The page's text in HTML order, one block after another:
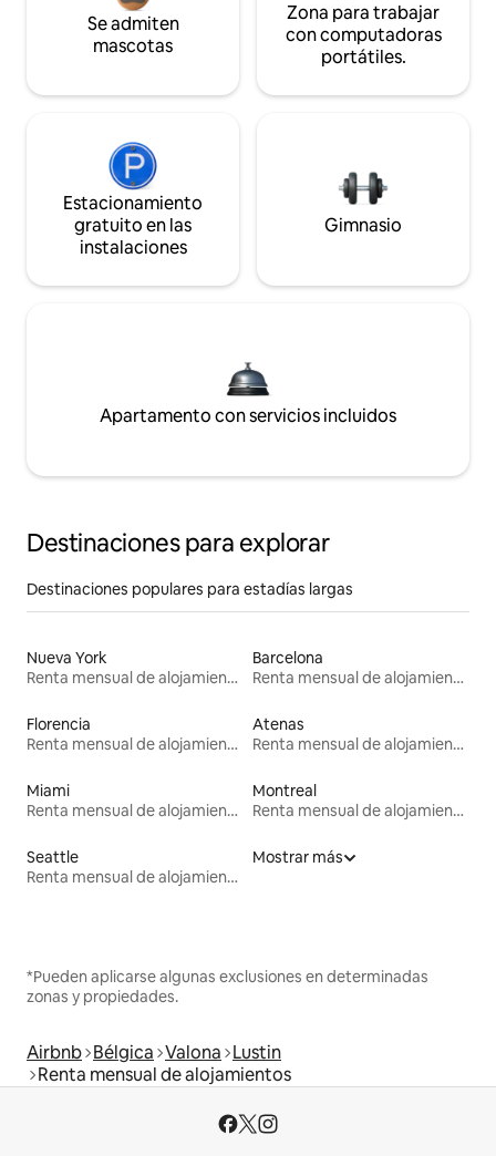
Se admiten
mascotas
Zona para trabajar
con computadoras
portátiles.
Estacionamiento
gratuito en las
instalaciones
Gimnasio
Apartamento con servicios incluidos
Destinaciones para explorar
Destinaciones populares para estadías largas
Nueva York
Renta mensual de alojamientos
Barcelona
Renta mensual de alojamientos
Florencia
Renta mensual de alojamientos
Atenas
Renta mensual de alojamientos
Miami
Renta mensual de alojamientos
Montreal
Renta mensual de alojamientos
Seattle
Renta mensual de alojamientos
Mostrar más
*Pueden aplicarse algunas exclusiones en determinadas
zonas y propiedades.
Airbnb Bélgica Valona Lustin
Renta mensual de alojamientos